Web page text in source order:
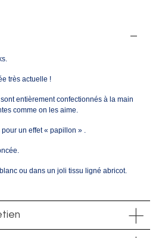
très actuelle !
entièrement confectionnés à la main
comme on les aime.
un effet « papillon » .
ou dans un joli tissu ligné abricot.